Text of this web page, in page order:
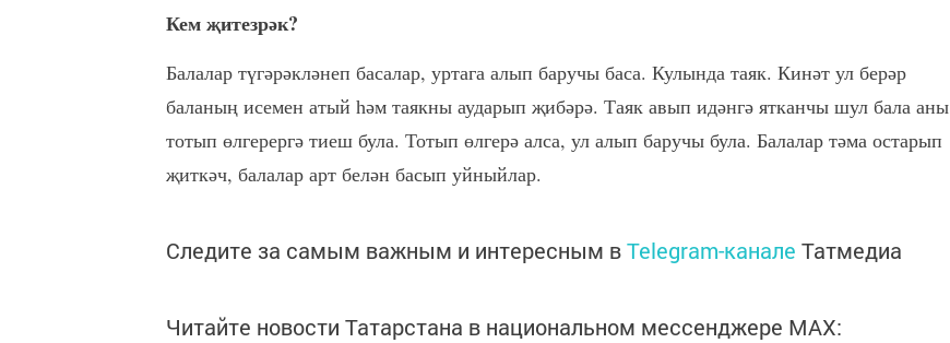
Кем җитезрәк?
Балалар түгәрәкләнеп басалар, уртага алып баручы баса. Кулында таяк. Кинәт ул берәр
баланың исемен атый һәм таякны аударып җибәрә. Таяк авып идәнгә ятканчы шул бала аны
тотып өлгерергә тиеш була. Тотып өлгерә алса, ул алып баручы була. Балалар тәма остарып
җиткәч, балалар арт белән басып уйныйлар.
Следите за самым важным и интересным вTelegram-канале Татмедиа
Читайте новости Татарстана в национальном мессенджере MАХ: